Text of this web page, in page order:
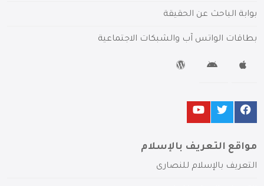
بوابة الباحث عن الحقيقة
بطاقات الواتس آب والشبكات الاجتماعية
مواقع التعريف بالإسلام
التعريف بالإسلام للنصارى